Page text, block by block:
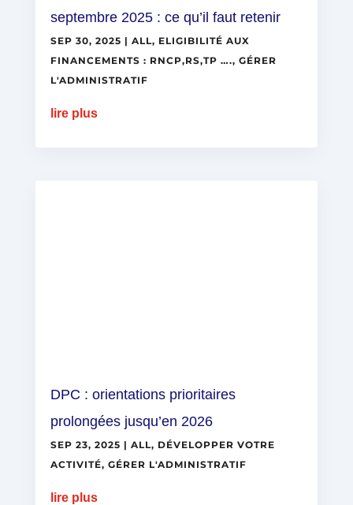
septembre 2025 : ce qu’il faut retenir
SEP 30, 2025 | ALL, ELIGIBILITÉ AUX
FINANCEMENTS : RNCP,RS,TP …., GÉRER
L'ADMINISTRATIF
lire plus
DPC : orientations prioritaires
prolongées jusqu’en 2026
SEP 23, 2025 | ALL, DÉVELOPPER VOTRE
ACTIVITÉ, GÉRER L'ADMINISTRATIF
lire plus